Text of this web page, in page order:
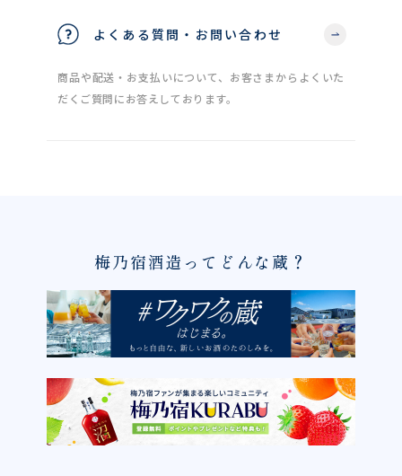
よくある質問・お問い合わせ
商品や配送・お支払いについて、お客さまからよくいた
だくご質問にお答えしております。
梅乃宿酒造ってどんな蔵？